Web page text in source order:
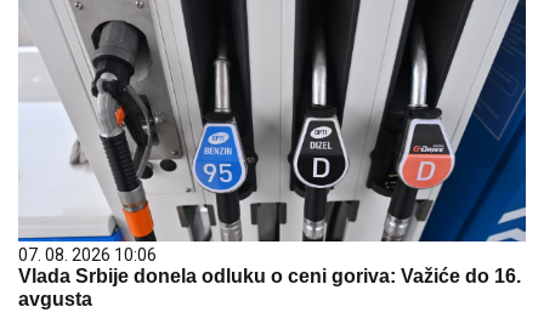
07. 08. 2026 10:06
Vlada Srbije donela odluku o ceni goriva: Važiće do 16.
avgusta